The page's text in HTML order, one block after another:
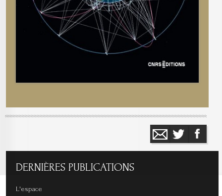
DERNIÈRES PUBLICATIONS
L'espace